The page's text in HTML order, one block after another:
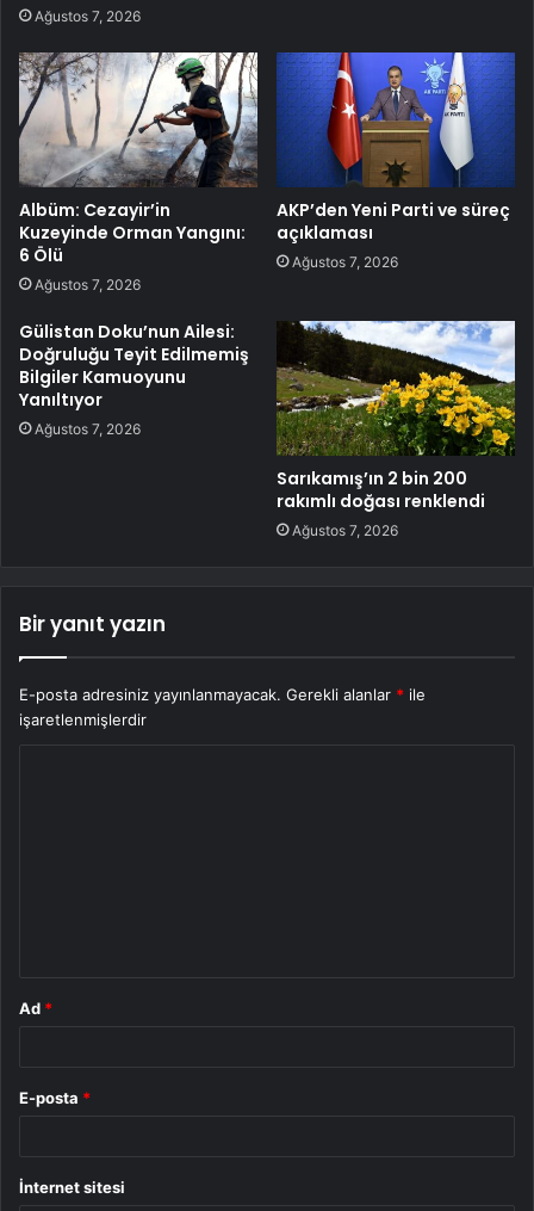
Ağustos 7, 2026
Albüm: Cezayir’in
Kuzeyinde Orman Yangını:
6 Ölü
Ağustos 7, 2026
AKP’den Yeni Parti ve süreç
açıklaması
Ağustos 7, 2026
Gülistan Doku’nun Ailesi:
Doğruluğu Teyit Edilmemiş
Bilgiler Kamuoyunu
Yanıltıyor
Ağustos 7, 2026
Sarıkamış’ın 2 bin 200
rakımlı doğası renklendi
Ağustos 7, 2026
Bir yanıt yazın
E-posta adresiniz yayınlanmayacak. Gerekli alanlar * ile
işaretlenmişlerdir
Ad *
E-posta *
İnternet sitesi